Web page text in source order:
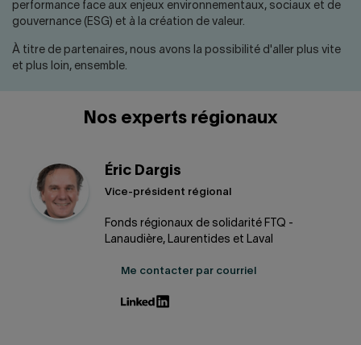
performance face aux enjeux environnementaux, sociaux et de
gouvernance (ESG) et à la création de valeur.
À titre de partenaires, nous avons la possibilité d'aller plus vite
et plus loin, ensemble.
Nos experts régionaux
Éric Dargis
Vice-président régional
Fonds régionaux de solidarité FTQ -
Lanaudière, Laurentides et Laval
Me contacter par courriel